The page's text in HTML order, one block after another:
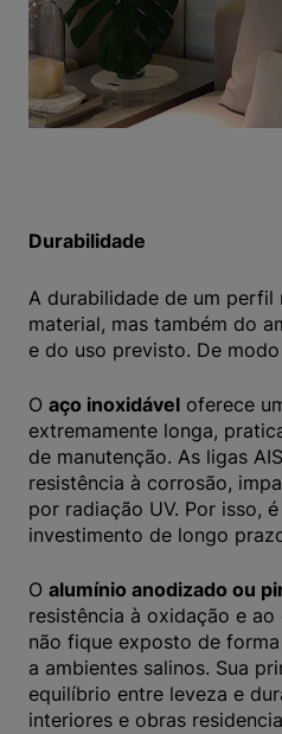
Durabilidade
A durabilidade de um perfil
material, mas também do
e do uso previsto. De
O aço inoxidável oferece
extremamente longa,
de manutenção. As ligas
resistência à corrosão,
por radiação UV. Por isso,
investimento de longo
O alumínio anodizado ou
resistência à oxidação e
não fique exposto de
a ambientes salinos. Sua
equilíbrio entre leveza e
interiores e obras